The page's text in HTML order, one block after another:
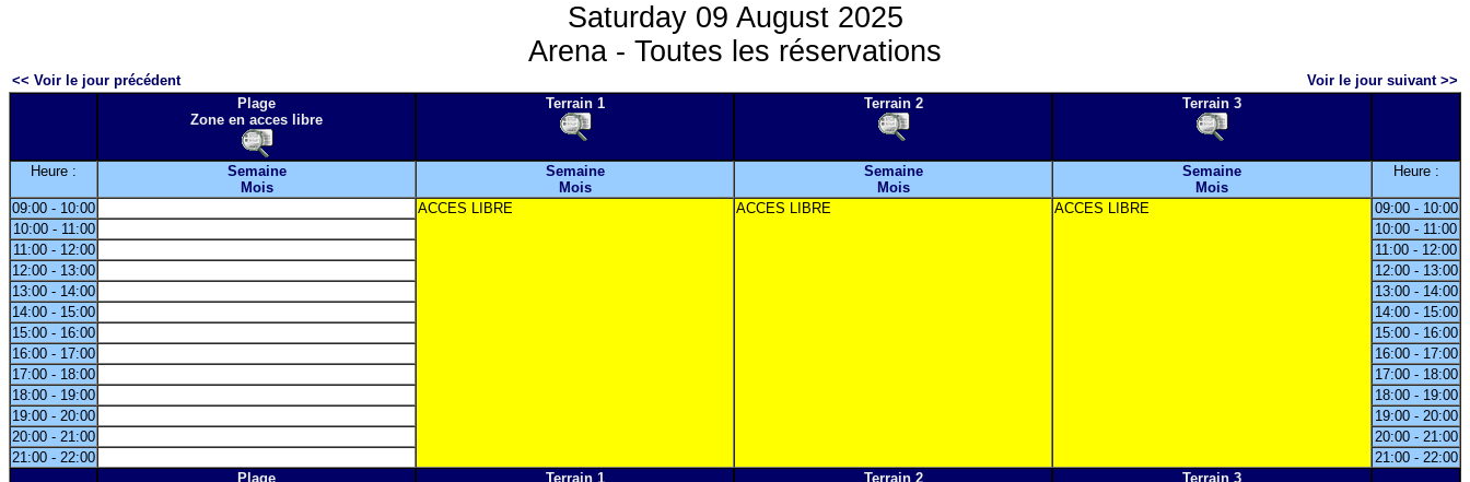
Saturday 09 August 2025
Arena - Toutes les réservations
<< Voir le jour précédent
Voir le jour suivant >>
Plage
Zone en acces libre
Terrain 1 Terrain 2 Terrain 3
Heure :
Semaine
Mois
Semaine
Mois
Semaine
Mois
Semaine
Mois
Heure :
09:00 - 10:00 ACCES LIBRE ACCES LIBRE ACCES LIBRE
09:00 - 10:00
10:00 - 11:00
10:00 - 11:00
11:00 - 12:00
11:00 - 12:00
12:00 - 13:00
12:00 - 13:00
13:00 - 14:00
13:00 - 14:00
14:00 - 15:00
14:00 - 15:00
15:00 - 16:00
15:00 - 16:00
16:00 - 17:00
16:00 - 17:00
17:00 - 18:00
17:00 - 18:00
18:00 - 19:00
18:00 - 19:00
19:00 - 20:00
19:00 - 20:00
20:00 - 21:00
20:00 - 21:00
21:00 - 22:00
21:00 - 22:00
Plage
Terrain 1 Terrain 2 Terrain 3